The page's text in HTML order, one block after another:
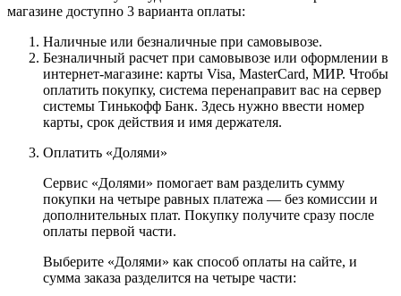
магазине доступно 3 варианта оплаты:
Наличные или безналичные при самовывозе.
Безналичный расчет при самовывозе или оформлении в
интернет-магазине: карты Visa, MasterCard, МИР. Чтобы
оплатить покупку, система перенаправит вас на сервер
системы Тинькофф Банк. Здесь нужно ввести номер
карты, срок действия и имя держателя.
Оплатить «Долями»
Сервис «Долями» помогает вам разделить сумму
покупки на четыре равных платежа — без комиссии и
дополнительных плат. Покупку получите сразу после
оплаты первой части.
Выберите «Долями» как способ оплаты на сайте, и
сумма заказа разделится на четыре части: